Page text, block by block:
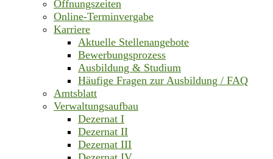
Öffnungszeiten
Online-Terminvergabe
Karriere
Aktuelle Stellenangebote
Bewerbungsprozess
Ausbildung & Studium
Häufige Fragen zur Ausbildung / FAQ
Amtsblatt
Verwaltungsaufbau
Dezernat I
Dezernat II
Dezernat III